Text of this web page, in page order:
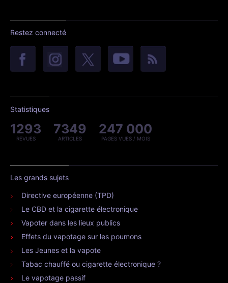
Restez connecté
Statistiques
1293
REVUES
7349
ARTICLES
247 000
PAGES VUES / MOIS
Les grands sujets
Directive européenne (TPD)
Le CBD et la cigarette électronique
Vapoter dans les lieux publics
Effets du vapotage sur les poumons
Les Jeunes et la vapote
Tabac chauffé ou cigarette électronique ?
Le vapotage passif